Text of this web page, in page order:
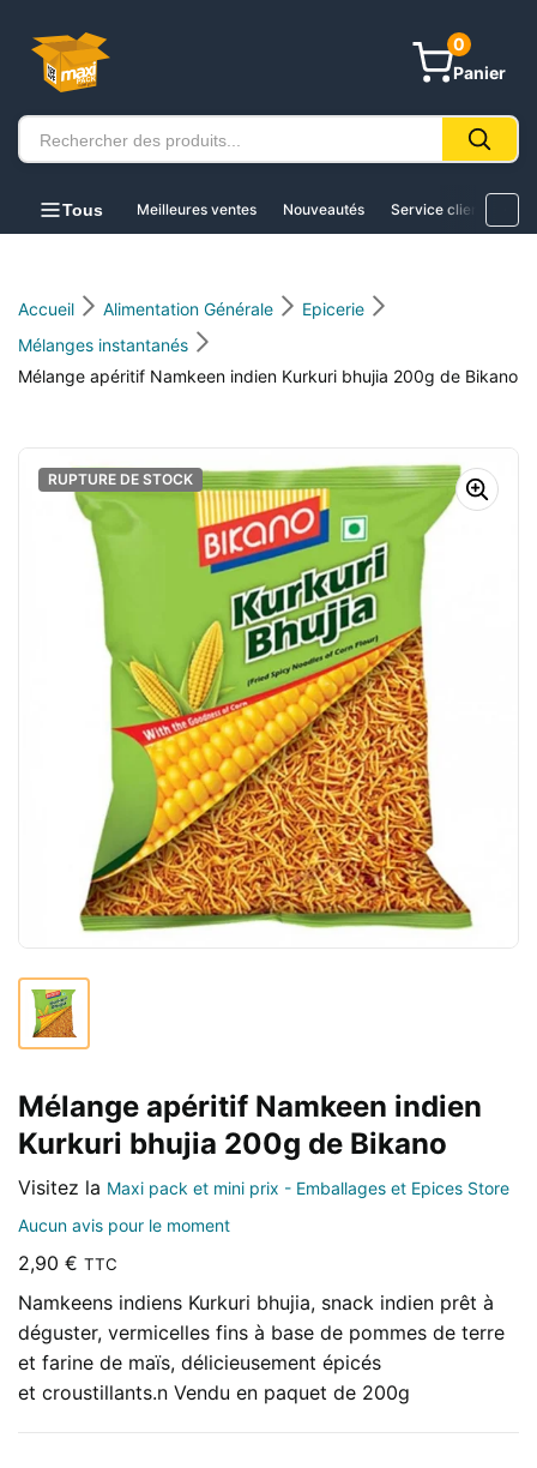
contenu
0
Panier
Tous Meilleures ventes Nouveautés Service client
Accueil Alimentation Générale
Epicerie
Mélanges instantanés
Mélange apéritif Namkeen indien Kurkuri bhujia 200g de Bikano
RUPTURE DE STOCK
Mélange apéritif Namkeen indien
Kurkuri bhujia 200g de Bikano
Visitez la Maxi pack et mini prix - Emballages et Epices Store
Aucun avis pour le moment
2,90 € TTC
Namkeens indiens Kurkuri bhujia, snack indien prêt à
déguster, vermicelles fins à base de pommes de terre
et farine de maïs, délicieusement épicés
et croustillants.n Vendu en paquet de 200g